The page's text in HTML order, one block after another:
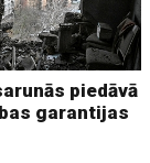
piedāvā
garantijas